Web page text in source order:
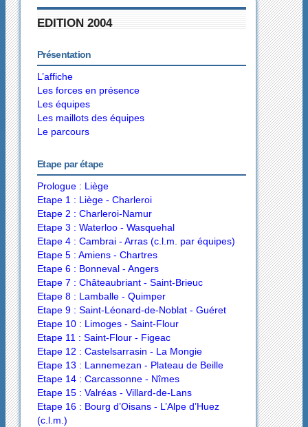
EDITION 2004
Présentation
L’affiche
Les forces en présence
Les équipes
Les maillots des équipes
Le parcours
Etape par étape
Prologue : Liège
Etape 1 : Liège - Charleroi
Etape 2 : Charleroi-Namur
Etape 3 : Waterloo - Wasquehal
Etape 4 : Cambrai - Arras (c.l.m. par équipes)
Etape 5 : Amiens - Chartres
Etape 6 : Bonneval - Angers
Etape 7 : Châteaubriant - Saint-Brieuc
Etape 8 : Lamballe - Quimper
Etape 9 : Saint-Léonard-de-Noblat - Guéret
Etape 10 : Limoges - Saint-Flour
Etape 11 : Saint-Flour - Figeac
Etape 12 : Castelsarrasin - La Mongie
Etape 13 : Lannemezan - Plateau de Beille
Etape 14 : Carcassonne - Nîmes
Etape 15 : Valréas - Villard-de-Lans
Etape 16 : Bourg d’Oisans - L’Alpe d’Huez
(c.l.m.)